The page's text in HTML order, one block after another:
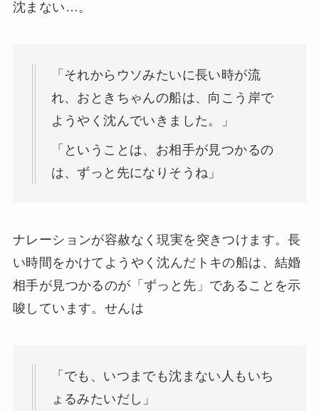
沈まない…。
「それからウソみたいに長い時が流
れ、おときちゃんの船は、向こう岸で
ようやく沈んでいきました。」
「ということは、お相手が見つかるの
は、ずっと先になりそうね」
ナレーションが容赦なく現実を突きつけます。長
い時間をかけてようやく沈んだトキの船は、結婚
相手が見つかるのが「ずっと先」であることを示
唆しています。せんは
「でも、いつまでも沈まない人もいち
ょるみたいだし」